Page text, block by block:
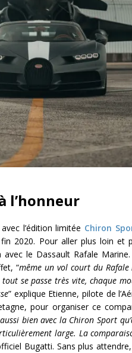
l’honneur
l’édition limitée Chiron
2020. Pour aller plus loin et
le Dassault Rafale
“même un vol court du
se passe très vite, chaque
” explique Etienne, pilote de
pour organiser ce
bien avec la Chiron Sport
large. La
Bugatti. Sans plus